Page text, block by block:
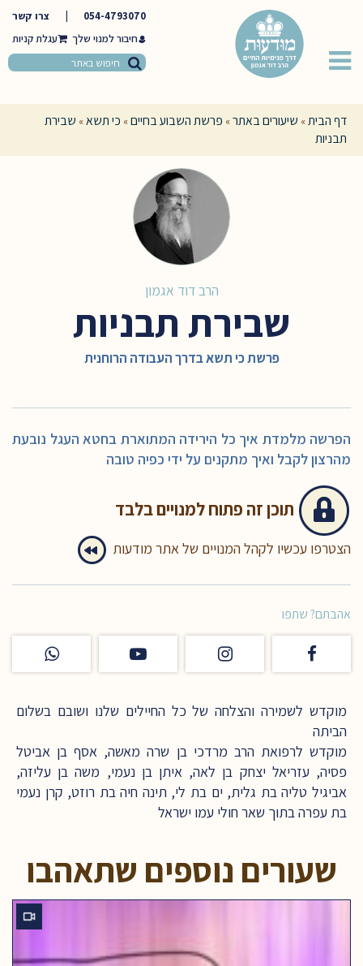
054-4793070
צרו קשר
חיבור למנוי שלך
דף הבית» שיעורים באתר» פרשת השבוע בחיים» כי תשא» שבירת
תבניות
הרב דוד אגמון
שבירת תבניות
פרשת כי תשא בדרך העבודה הרוחנית
הפרשה מלמדת איך כל הירידה המתוארת בחטא העגל נובעת
מהרצון לקבל ואיך מתקנים על ידי כפיה טובה
תוכן זה פתוח למנויים בלבד
הצטרפו עכשיו לקהל המנויים של אתר מודעות
אהבתם? שתפו
מוקדש לשמירה והצלחה של כל החיילים שלנו ושובם בשלום
הביתה
מוקדש לרפואת הרב מרדכי בן שרה מאשה, אסף בן אביטל
פסיה, עזריאל יצחק בן לאה, איתן בן נעמי, משה בן עליזה,
אביגיל טליה בת גלית, ים בת לי, תינה חיה בת רוזט, קרן נעמי
בת עפרה בתוך שאר חולי עמו ישראל
שעורים נוספים שתאהבו